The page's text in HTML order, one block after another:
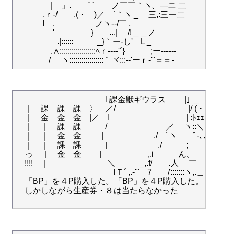
|　」.　　⌒　　ノ￣￣｀ヽ、―ニ 二
,ｒ-/　　.(・　)／　´｀ヽ _　 三,:三ー二
l　.　　　　　ノヽ--/￣ ,
ｰ' 　　　　 }　　...|　 /!＿＿ノ
.|::::::　　　_}｀ー‐し'ゝL _
.∧::::::::::::::::::ﾍｒ--‐‐'´}　　　 ;ー------
　　　　　　　　　　l 課金獣ギウラス　　 |｣
｜　課　課　課　〉　／/　　　　　　　　　|/ (・)　
｜　金　金　金　|／　l　　　　　　 　　　 | :ﾄｪｪｪｪｪｪ
｜　｜　課　課　　　/　　　　　　　 ／　 ヽ::＼＿_ノ
｜　｜　金　金　 　 |　　　　　　 ./　´ヽ　　ﾞ-､､,,.-''"
｜　｜　課　課　　　|　 　　　　　./　　　;　　
っ 　 |　 金　金　　 |　 　 　　　 ,.i　　　ん、　 ,.　、 　
!!!!　｜　　　　　　　 ＼　　　_,.f/　　.人　 ￣　　 ￣ｦﾍ
　　　　　　　　　　　lＴ´ ,.-'"　7　　/:::::::ヽ,.
「BP」を４P購入した。「BP」を４P購入した。「
    しかしながら生産券・８は当たらなかった